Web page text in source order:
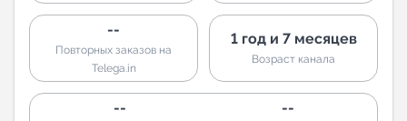
--
Повторных заказов на
Telega.in
1 год и 7 месяцев
Возраст канала
-- --